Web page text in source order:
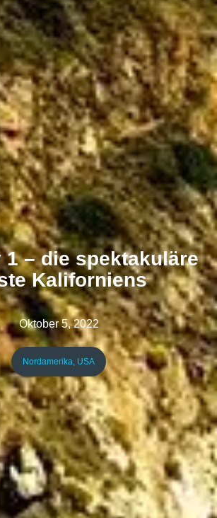
1 – die spektakuläre
Kaliforniens
Oktober 5, 2022
Nordamerika, USA